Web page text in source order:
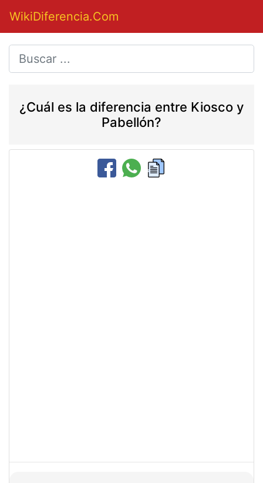
WikiDiferencia.Com
¿Cuál es la diferencia entre Kiosco y
Pabellón?